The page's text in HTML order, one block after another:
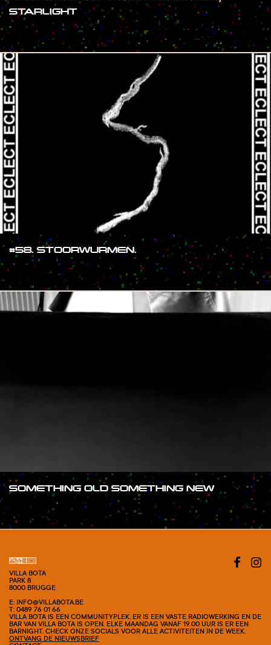
STARLIGHT
#SHOW
#58. STOORWURMEN.
SOMETHING OLD SOMETHING NEW
#SHOW
VILLA BOTA
PARK 8
8000 BRUGGE
E: INFO@VILLABOTA.BE
T: 0489 76 01 66
VILLA BOTA IS EEN COMMUNITYPLEK. ER IS EEN VASTE RADIOWERKING EN DE
BAR VAN VILLA BOTA IS OPEN. ELKE MAANDAG VANAF 19.00 UUR IS ER EEN
BARNIGHT. CHECK ONZE SOCIALS VOOR ALLE ACTIVITEITEN IN DE WEEK.
ONTVANG DE NIEUWSBRIEF